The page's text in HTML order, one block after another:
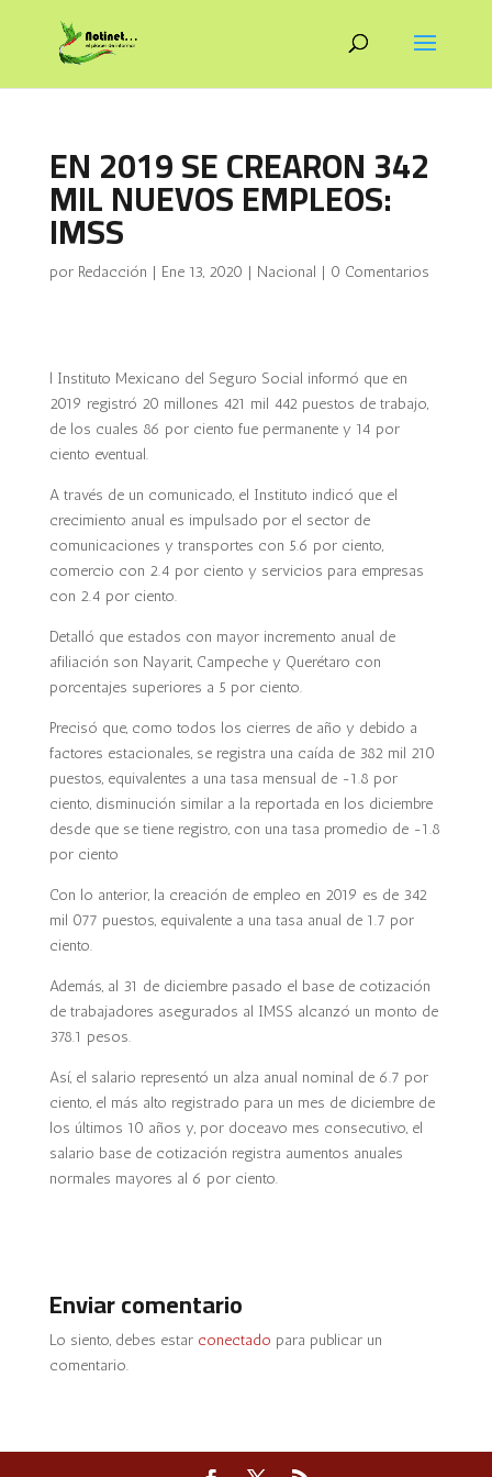
EN 2019 SE CREARON 342
MIL NUEVOS EMPLEOS:
IMSS
por Redacción | Ene 13, 2020 | Nacional | 0 Comentarios
l Instituto Mexicano del Seguro Social informó que en
2019 registró 20 millones 421 mil 442 puestos de trabajo,
de los cuales 86 por ciento fue permanente y 14 por
ciento eventual.
A través de un comunicado, el Instituto indicó que el
crecimiento anual es impulsado por el sector de
comunicaciones y transportes con 5.6 por ciento,
comercio con 2.4 por ciento y servicios para empresas
con 2.4 por ciento.
Detalló que estados con mayor incremento anual de
afiliación son Nayarit, Campeche y Querétaro con
porcentajes superiores a 5 por ciento.
Precisó que, como todos los cierres de año y debido a
factores estacionales, se registra una caída de 382 mil 210
puestos, equivalentes a una tasa mensual de -1.8 por
ciento, disminución similar a la reportada en los diciembre
desde que se tiene registro, con una tasa promedio de -1.8
por ciento
Con lo anterior, la creación de empleo en 2019 es de 342
mil 077 puestos, equivalente a una tasa anual de 1.7 por
ciento.
Además, al 31 de diciembre pasado el base de cotización
de trabajadores asegurados al IMSS alcanzó un monto de
378.1 pesos.
Así, el salario representó un alza anual nominal de 6.7 por
ciento, el más alto registrado para un mes de diciembre de
los últimos 10 años y, por doceavo mes consecutivo, el
salario base de cotización registra aumentos anuales
normales mayores al 6 por ciento.
Enviar comentario
Lo siento, debes estar conectado para publicar un
comentario.